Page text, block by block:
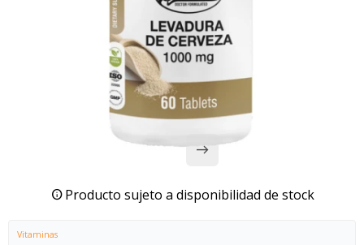
Producto sujeto a disponibilidad de stock
Vitaminas